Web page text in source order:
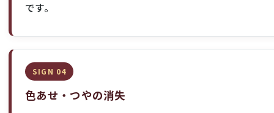
です。
SIGN 04
色あせ・つやの消失